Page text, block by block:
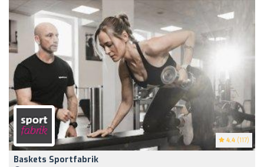
4.4 (117)
Baskets Sportfabrik